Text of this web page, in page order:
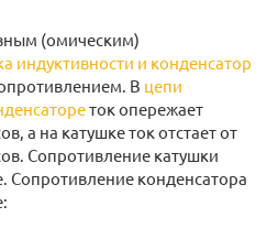
(омическим)
индуктивности и конденсатор
В цепи
ток опережает
а на катушке ток отстает от
Сопротивление катушки
Сопротивление конденсатора